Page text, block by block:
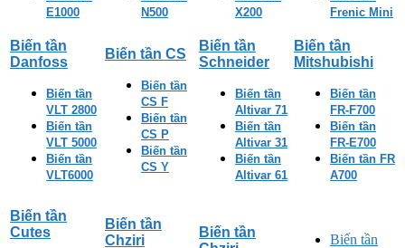
E1000
N500
X200
Frenic Mini
Biến tần
Danfoss
Biến tần
VLT 2800
Biến tần
VLT 5000
Biến tần
VLT6000
Biến tần CS
Biến tần
CS F
Biến tần
CS P
Biến tần
CS Y
Biến tần
Schneider
Biến tần
Altivar 71
Biến tần
Altivar 31
Biến tần
Altivar 61
Biến tần
Mitshubishi
Biến tần
FR-F700
Biến tần
FR-E700
Biến tần FR
A700
Biến tần
Cutes
Biến tần
Chziri
Biến tần
Biến tần